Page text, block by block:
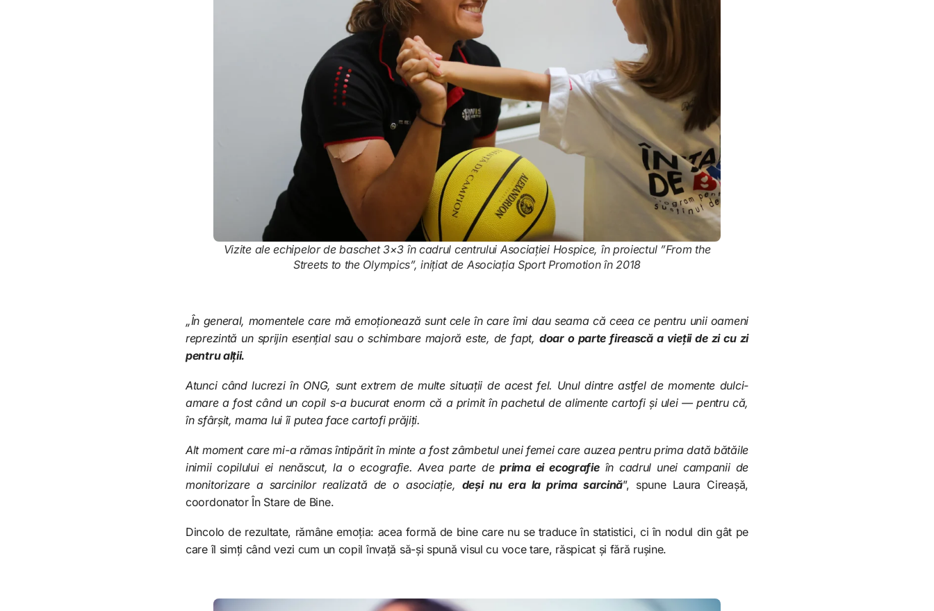
Vizite ale echipelor de baschet 3×3 în cadrul centrului Asociației Hospice, în proiectul ”From the
Streets to the Olympics”, inițiat de Asociația Sport Promotion în 2018
„În general, momentele care mă emoționează sunt cele în care îmi dau seama că ceea ce pentru unii oameni
reprezintă un sprijin esențial sau o schimbare majoră este, de fapt, doar o parte firească a vieții de zi cu zi
pentru alții.
Atunci când lucrezi în ONG, sunt extrem de multe situații de acest fel. Unul dintre astfel de momente dulci-
amare a fost când un copil s-a bucurat enorm că a primit în pachetul de alimente cartofi și ulei — pentru că,
în sfârșit, mama lui îi putea face cartofi prăjiți.
Alt moment care mi-a rămas întipărit în minte a fost zâmbetul unei femei care auzea pentru prima dată bătăile
inimii copilului ei nenăscut, la o ecografie. Avea parte deprima ei ecografieîn cadrul unei campanii de
monitorizare a sarcinilor realizată de o asociație, deși nu era la prima sarcină”, spune Laura Cireașă,
coordonator În Stare de Bine.
Dincolo de rezultate, rămâne emoția: acea formă de bine care nu se traduce în statistici, ci în nodul din gât pe
care îl simți când vezi cum un copil învață să-și spună visul cu voce tare, răspicat și fără rușine.